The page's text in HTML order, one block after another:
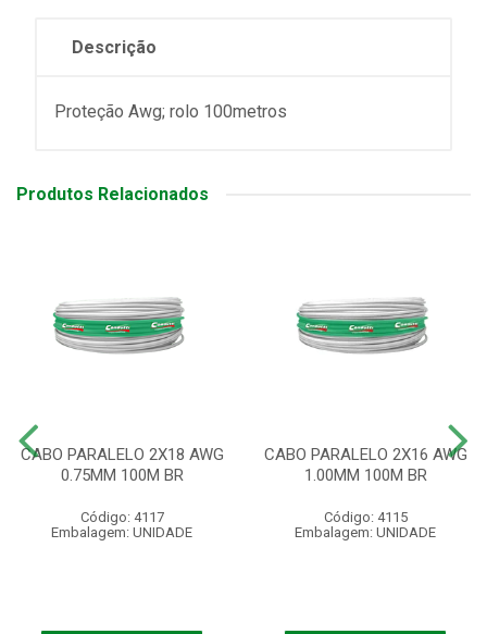
Descrição
Proteção Awg; rolo 100metros
Produtos Relacionados
CABO PARALELO 2X18 AWG
0.75MM 100M BR
Código: 4117
Embalagem: UNIDADE
CABO PARALELO 2X16 AWG
1.00MM 100M BR
Código: 4115
Embalagem: UNIDADE